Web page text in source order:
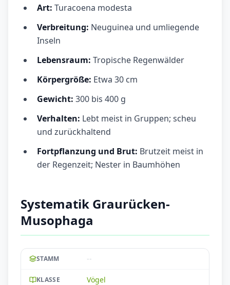
Art: Turacoena modesta
Verbreitung: Neuguinea und umliegende
Inseln
Lebensraum: Tropische Regenwälder
Körpergröße: Etwa 30 cm
Gewicht: 300 bis 400 g
Verhalten: Lebt meist in Gruppen; scheu
und zurückhaltend
Fortpflanzung und Brut: Brutzeit meist in
der Regenzeit; Nester in Baumhöhen
Systematik Graurücken-
Musophaga
STAMM --
KLASSE Vögel